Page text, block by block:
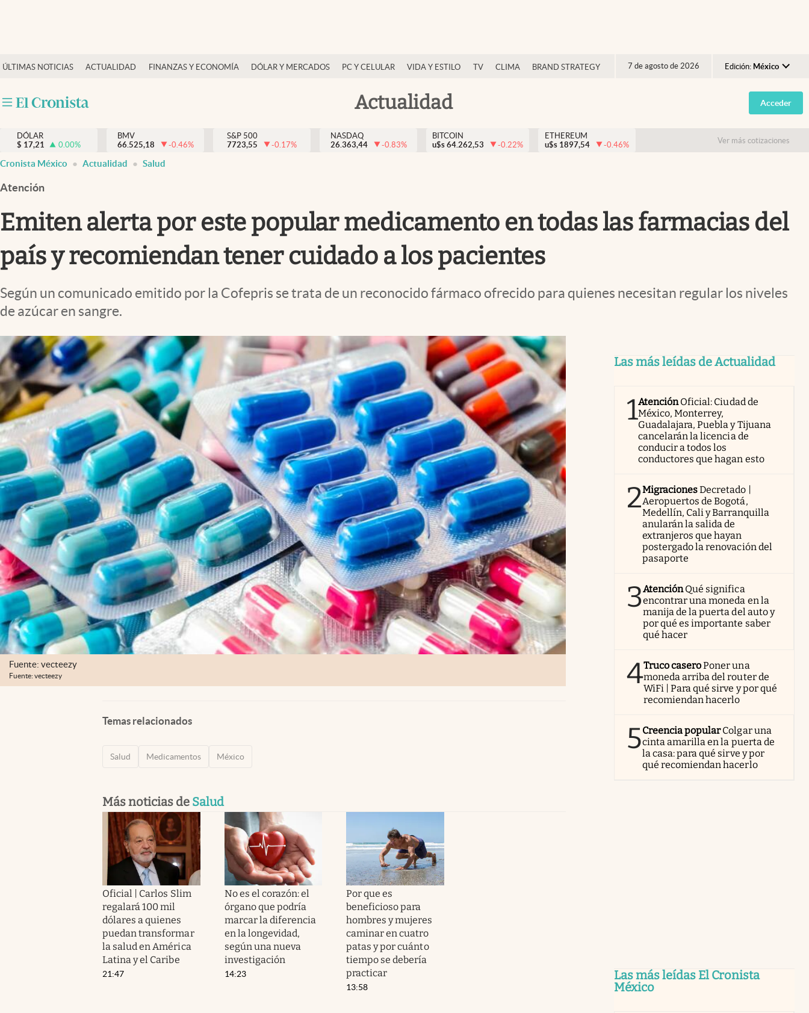
ÚLTIMAS NOTICIAS ACTUALIDAD FINANZAS Y ECONOMÍA DÓLAR Y MERCADOS PC Y CELULAR VIDA Y ESTILO TV CLIMA BRAND STRATEGY 7 de agosto de 2026 Edición: México
Argentina
España
USA
Actualidad
Actualidad
Internacionales
Opinión
Brand Strategy
Vida y estilo
Tv
Espiritualidad
abre en nueva pestaña
Acceder
DÓLAR
$ 17,21 0.00%
BMV
66.525,18
-0.46%
S&P 500
7723,55
-0.17%
NASDAQ
26.363,44
-0.83%
BITCOIN
u$s 64.262,53 -0.22%
ETHEREUM
u$s 1897,54 -0.46% Ver más cotizaciones
Cronista México Actualidad Salud
Atención
Emiten alerta por este popular medicamento en todas las farmacias del
país y recomiendan tener cuidado a los pacientes
Según un comunicado emitido por la Cofepris se trata de un reconocido fármaco ofrecido para quienes necesitan regular los niveles
de azúcar en sangre.
Fuente: vecteezy
Fuente: vecteezy
Temas relacionados
Salud Medicamentos México
Más noticias de Salud
Oficial | Carlos Slim
regalará 100 mil
dólares a quienes
puedan transformar
la salud en América
Latina y el Caribe
21:47
No es el corazón: el
órgano que podría
marcar la diferencia
en la longevidad,
según una nueva
investigación
14:23
Por que es
beneficioso para
hombres y mujeres
caminar en cuatro
patas y por cuánto
tiempo se debería
practicar
13:58
Las más leídas de Actualidad
1AtenciónOficial: Ciudad de
México, Monterrey,
Guadalajara, Puebla y Tijuana
cancelarán la licencia de
conducir a todos los
conductores que hagan esto
2MigracionesDecretado |
Aeropuertos de Bogotá,
Medellín, Cali y Barranquilla
anularán la salida de
extranjeros que hayan
postergado la renovación del
pasaporte
3AtenciónQué significa
encontrar una moneda en la
manija de la puerta del auto y
por qué es importante saber
qué hacer
4Truco caseroPoner una
moneda arriba del router de
WiFi | Para qué sirve y por qué
recomiendan hacerlo
5Creencia popularColgar una
cinta amarilla en la puerta de
la casa: para qué sirve y por
qué recomiendan hacerlo
Las más leídas El Cronista
México